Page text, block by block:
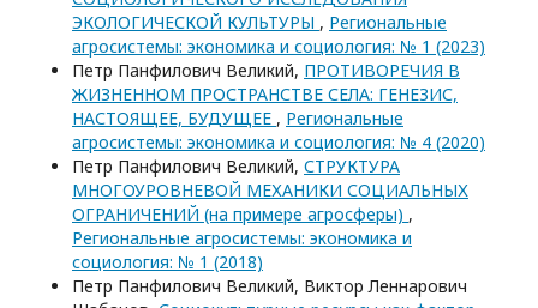
ЭКОЛОГИЧЕСКОЙ КУЛЬТУРЫ , Региональные
агросистемы: экономика и социология: № 1 (2023)
Петр Панфилович Великий, ПРОТИВОРЕЧИЯ В
ЖИЗНЕННОМ ПРОСТРАНСТВЕ СЕЛА: ГЕНЕЗИС,
НАСТОЯЩЕЕ, БУДУЩЕЕ , Региональные
агросистемы: экономика и социология: № 4 (2020)
Петр Панфилович Великий, СТРУКТУРА
МНОГОУРОВНЕВОЙ МЕХАНИКИ СОЦИАЛЬНЫХ
ОГРАНИЧЕНИЙ (на примере агросферы) ,
Региональные агросистемы: экономика и
социология: № 1 (2018)
Петр Панфилович Великий, Виктор Леннарович